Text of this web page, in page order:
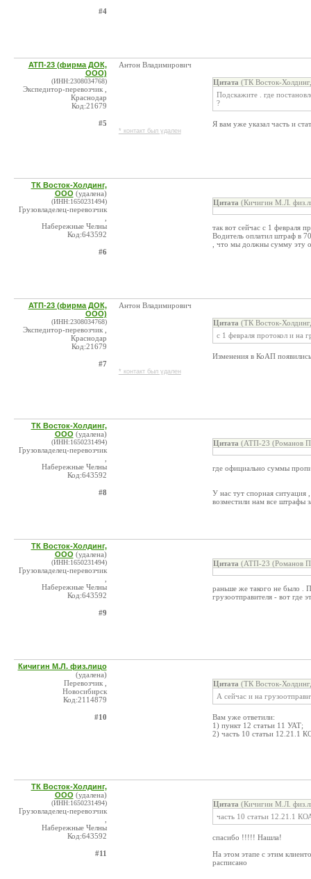
#4
АТП-23 (фирма ДОК,
ООО)
(ИНН:2308034768)
Экспедитор-перевозчик ,
Краснодар
Код:21679
#5
Антон Владимирович
* контакт был удален
Цитата (ТК Восток-
Подскажите . где
?
Я вам уже указал часть и
ТК Восток-Холдинг,
ООО (удалена)
(ИНН:1650231494)
Грузовладелец-перевозчик
Набережные Челны
Код:643592
#6
Цитата (Кичигин М.Л.
так вот сейчас с 1 февраля
Водитель оплатил штраф в
, что мы должны сумму эту
АТП-23 (фирма ДОК,
ООО)
(ИНН:2308034768)
Экспедитор-перевозчик ,
Краснодар
Код:21679
#7
Антон Владимирович
* контакт был удален
Цитата (ТК Восток-
с 1 февраля протокол и на
Изменения в КоАП
ТК Восток-Холдинг,
ООО (удалена)
(ИНН:1650231494)
Грузовладелец-перевозчик
Набережные Челны
Код:643592
#8
Цитата (АТП-23 (Романов
где официально суммы
У нас тут спорная ситуация
возместили нам все штрафы
ТК Восток-Холдинг,
ООО (удалена)
(ИНН:1650231494)
Грузовладелец-перевозчик
Набережные Челны
Код:643592
#9
Цитата (АТП-23 (Романов
раньше же такого не было .
грузоотправителя - вот где
Кичигин М.Л. физ.лицо
(удалена)
Перевозчик ,
Новосибирск
Код:2114879
#10
Цитата (ТК Восток-
А сейчас и на
Вам уже ответили:
1) пункт 12 статьи 11 УАТ;
2) часть 10 статьи 12.21.1
ТК Восток-Холдинг,
ООО (удалена)
(ИНН:1650231494)
Грузовладелец-перевозчик
Набережные Челны
Код:643592
#11
Цитата (Кичигин М.Л.
часть 10 статьи 12.21.1
спасибо !!!!! Нашла!
На этом этапе с этим
расписано